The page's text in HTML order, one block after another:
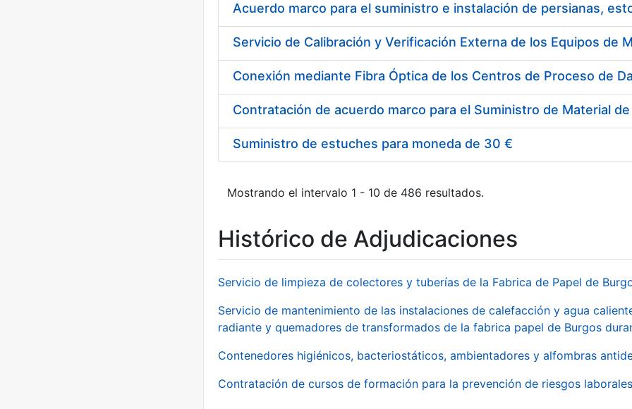
Acuerdo marco para el suministro e instalación de persianas,
Suministro de estuches para moneda de 30 €
Mostrando el intervalo 1 - 10 de 486 resultados.
Histórico de Adjudicaciones
Servicio de limpieza de colectores y tuberías de la Fabrica de Papel de
Servicio de mantenimiento de las instalaciones de calefacción y agua
radiante y quemadores de transformados de la fabrica papel de Burgos
Contenedores higiénicos, bacteriostáticos, ambientadores y alfombras
Contratación de cursos de formación para la prevención de riesgos laborales